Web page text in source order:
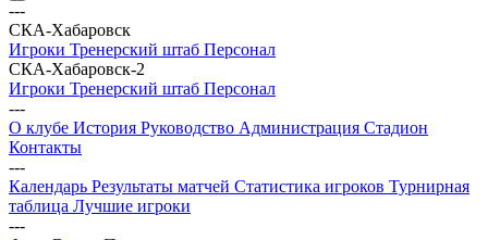
---
СКА-Хабаровск
Игроки Тренерский штаб Персонал
СКА-Хабаровск-2
Игроки Тренерский штаб Персонал
---
О клубе История Руководство Администрация Стадион
Контакты
---
Календарь Результаты матчей Статистика игроков Турнирная
таблица Лучшие игроки
---